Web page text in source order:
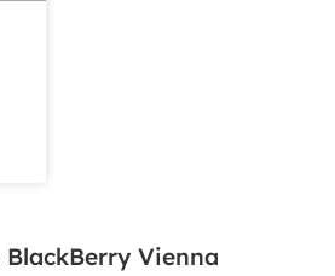
BlackBerry Vienna